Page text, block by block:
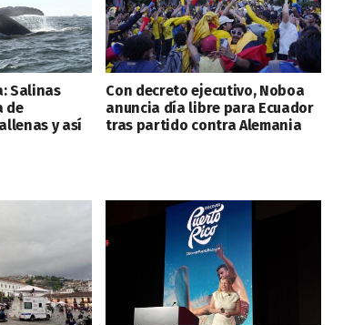
Salinas
de
y así
Con decreto ejecutivo, Noboa
anuncia día libre para Ecuador
tras partido contra Alemania